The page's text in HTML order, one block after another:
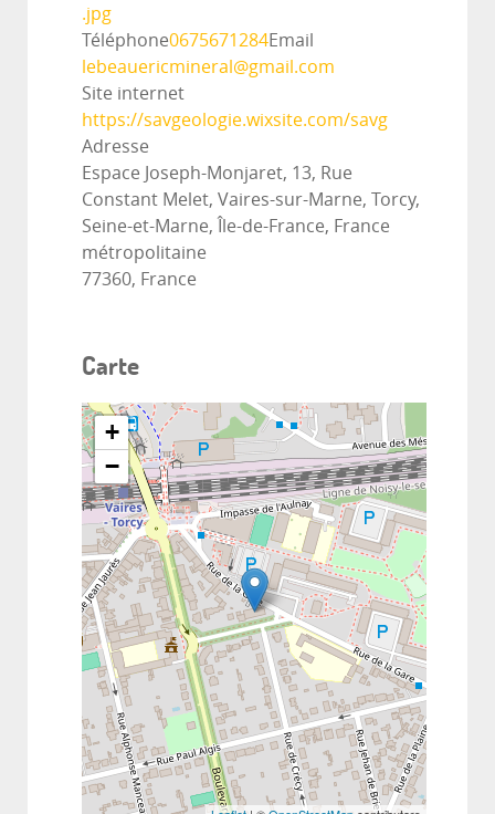
.jpg
Téléphone0675671284Email
lebeauericmineral@gmail.com
Site internet
https://savgeologie.wixsite.com/savg
Adresse
Espace Joseph-Monjaret, 13, Rue
Constant Melet, Vaires-sur-Marne, Torcy,
Seine-et-Marne, Île-de-France, France
métropolitaine
77360, France
Carte
+
−